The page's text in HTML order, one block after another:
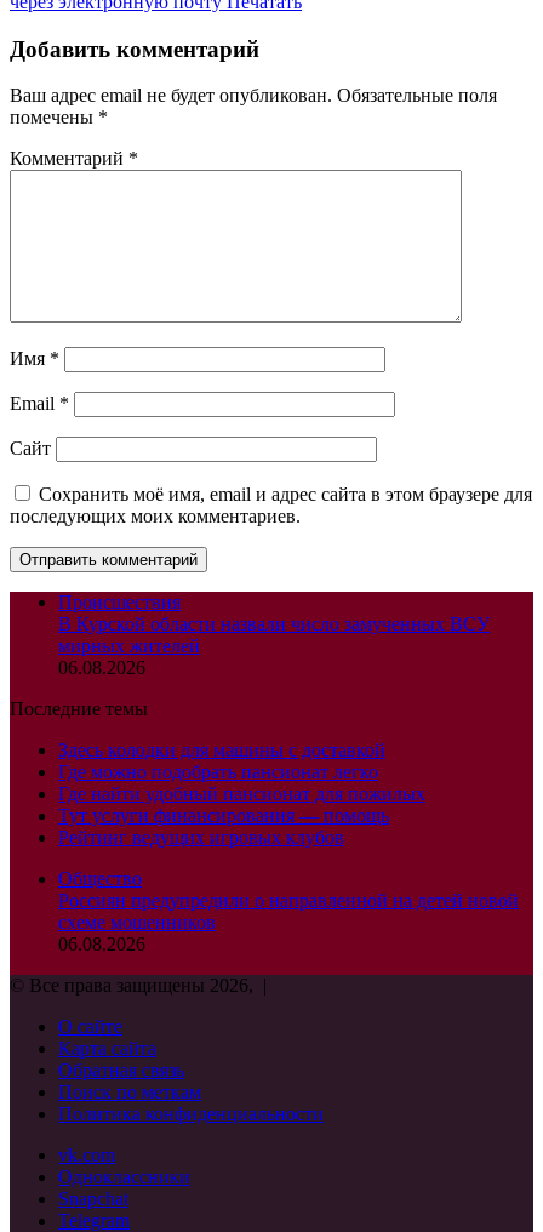
Добавить комментарий
Ваш адрес email не будет опубликован. Обязательные поля
помечены *
Комментарий *
Имя *
Email *
Сайт
Сохранить моё имя, email и адрес сайта в этом браузере для
последующих моих комментариев.
Происшествия
В Курской области назвали число замученных ВСУ
мирных жителей
06.08.2026
Последние темы
Здесь колодки для машины с доставкой
Где можно подобрать пансионат легко
Где найти удобный пансионат для пожилых
Тут услуги финансирования — помощь
Рейтинг ведущих игровых клубов
Общество
Россиян предупредили о направленной на детей новой
схеме мошенников
06.08.2026
© Все права защищены 2026, |
О сайте
Карта сайта
Обратная связь
Поиск по меткам
Политика конфиденциальности
vk.com
Одноклассники
Snapchat
Telegram